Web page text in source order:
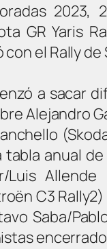
GR Yaris
el Rally
a sacar
Alejandro
anual
Luis
C3
Saba/